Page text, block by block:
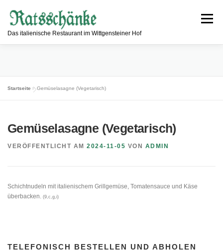
Inhalt
springen
Das italienische Restaurant im Wittgensteiner Hof
Menü
Startseite »Gemüselasagne (Vegetarisch)
Gemüselasagne (Vegetarisch)
VERÖFFENTLICHT AM 2024-11-05 VON ADMIN
Schichtnudeln mit italienischem Grillgemüse, Tomatensauce und Käse
überbacken.
(9,c,g,i)
TELEFONISCH BESTELLEN UND ABHOLEN